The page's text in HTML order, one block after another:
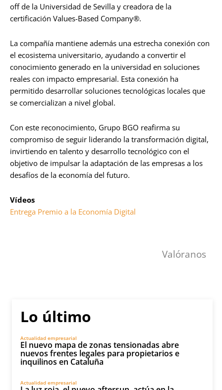
off de la Universidad de Sevilla y creadora de la
certificación Values-Based Company®.
La compañía mantiene además una estrecha conexión con
el ecosistema universitario, ayudando a convertir el
conocimiento generado en la universidad en soluciones
reales con impacto empresarial. Esta conexión ha
permitido desarrollar soluciones tecnológicas locales que
se comercializan a nivel global.
Con este reconocimiento, Grupo BGO reafirma su
compromiso de seguir liderando la transformación digital,
invirtiendo en talento y desarrollo tecnológico con el
objetivo de impulsar la adaptación de las empresas a los
desafíos de la economía del futuro.
Vídeos
Entrega Premio a la Economía Digital
Valóranos
Lo último
Actualidad empresarial
El nuevo mapa de zonas tensionadas abre
nuevos frentes legales para propietarios e
inquilinos en Cataluña
Actualidad empresarial